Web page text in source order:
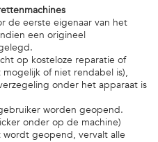
de eerste eigenaar van het
een origineel
op kosteloze reparatie of
of niet rendabel is),
onder het apparaat is
worden geopend.
onder op de machine)
geopend, vervalt alle